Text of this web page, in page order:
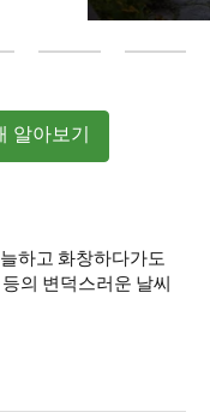
알아보기
하고 화창하다가도
의 변덕스러운 날씨